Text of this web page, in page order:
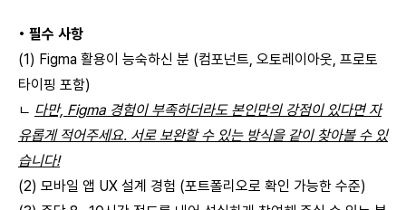
• 필수 사항
(1) Figma 활용이 능숙하신 분 (컴포넌트, 오토레이아웃, 프로토
타이핑 포함)
ㄴ 다만, Figma 경험이 부족하더라도 본인만의 강점이 있다면 자
유롭게 적어주세요. 서로 보완할 수 있는 방식을 같이 찾아볼 수 있
습니다!
(2) 모바일 앱 UX 설계 경험 (포트폴리오로 확인 가능한 수준)